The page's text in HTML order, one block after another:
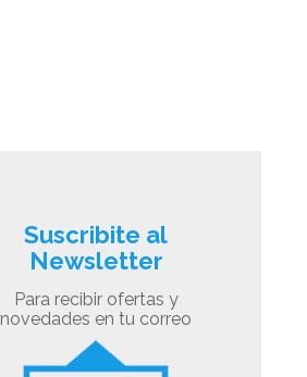
Suscribite al
Newsletter
Para recibir ofertas y
novedades en tu correo